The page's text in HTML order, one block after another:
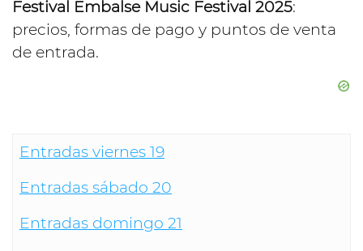
Festival Embalse Music Festival 2025:
precios, formas de pago y puntos de venta
de entrada.
Entradas viernes 19
Entradas sábado 20
Entradas domingo 21